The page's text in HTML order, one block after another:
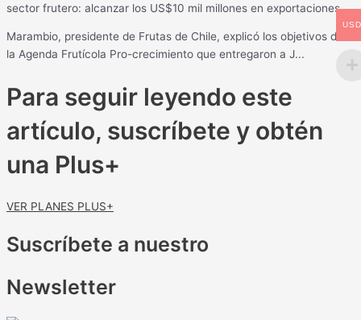
sector frutero: alcanzar los US$10 mil millones en exportaciones.
Marambio, presidente de Frutas de Chile, explicó los objetivos de
la Agenda Frutícola Pro-crecimiento que entregaron a J...
Para seguir leyendo este
artículo, suscríbete y obtén
una Plus+
VER PLANES PLUS+
Suscríbete a nuestro
Newsletter
USD